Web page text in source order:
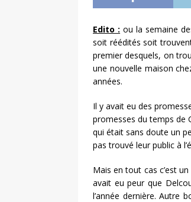
Edito : ou la semaine
soit réédités soit
premier desquels, on
une nouvelle maison
années.
Il y avait eu des
promesses du temps de
qui était sans doute un
pas trouvé leur public à
Mais en tout cas c’est
avait eu peur que
l’année dernière. Autre